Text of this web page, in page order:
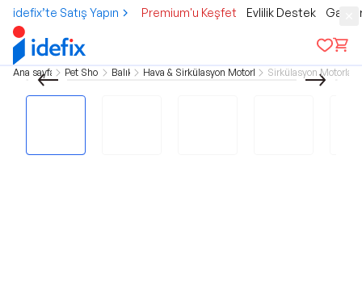
idefix’te Satış Yapın Premium'u Keşfet Evlilik Destek
Ana sayfa Pet Shop Balık Hava & Sirkülasyon Motorları Sirkülasyon Motorları